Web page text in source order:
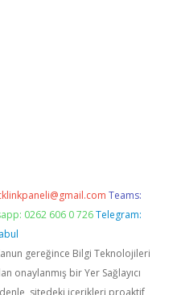
Teams:
0262 606 0 726 Telegram:
gereğince Bilgi Teknolojileri
onaylanmış bir Yer Sağlayıcı
sitedeki içerikleri proaktif